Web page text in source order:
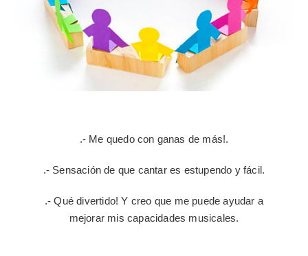
.- Me quedo con ganas de más!.
.- Sensación de que cantar es estupendo y fácil.
.- Qué divertido! Y creo que me puede ayudar a
mejorar mis capacidades musicales.